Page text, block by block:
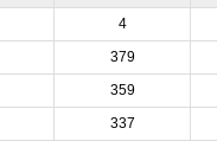
4
379
359
337